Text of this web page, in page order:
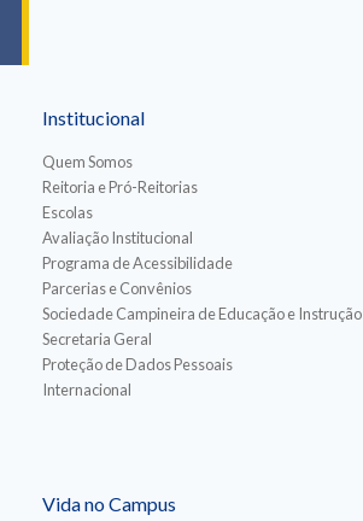
Institucional
Quem Somos
Reitoria e Pró-Reitorias
Escolas
Avaliação Institucional
Programa de Acessibilidade
Parcerias e Convênios
Sociedade Campineira de Educação e Instrução
Secretaria Geral
Proteção de Dados Pessoais
Internacional
Vida no Campus